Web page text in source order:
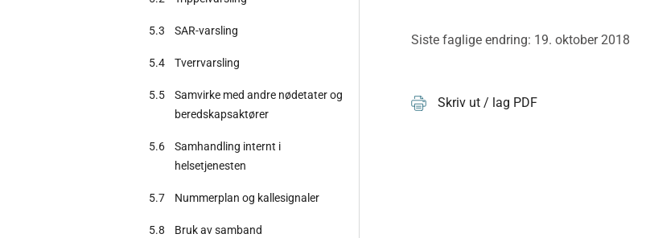
5.3 SAR-varsling
5.4 Tverrvarsling
5.5
Samvirke med andre nødetater og
beredskapsaktører
5.6
Samhandling internt i
helsetjenesten
5.7 Nummerplan og kallesignaler
5.8 Bruk av samband
Siste faglige endring: 19. oktober 2018
Skriv ut / lag PDF